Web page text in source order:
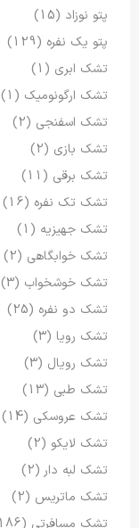
پتو نوزاد (15)
پتو یک نفره (129)
تشک ابری (1)
تشک ارگونومیک (1)
تشک اسفنجی (2)
تشک بازی (2)
تشک برقی (11)
تشک تک نفره (16)
تشک جهیزیه (1)
تشک خوابگاهی (2)
تشک خوشخواب (3)
تشک دو نفره (25)
تشک رویا (3)
تشک رویال (3)
تشک طبی (13)
تشک عروسکی (14)
تشک لایکو (2)
تشک لبه دار(2)
تشک ماتریس (2)
تشک مسافرتی (186)